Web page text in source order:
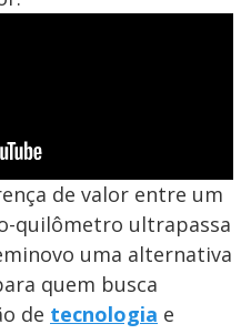
de valor entre um
quilômetro ultrapassa
uma alternativa
quem busca
de tecnologia e